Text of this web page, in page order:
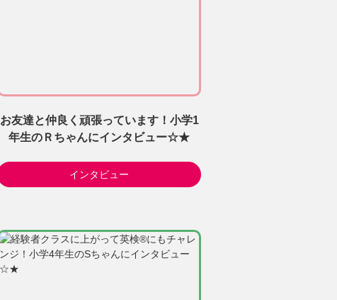
お友達と仲良く頑張っています！小学1
年生のＲちゃんにインタビュー☆★
インタビュー